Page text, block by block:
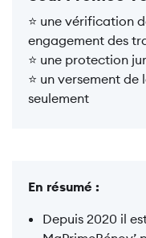
⭐ une vérification
engagement des
⭐ une protection
⭐ un versement de
seulement
En résumé :
Depuis 2020 il